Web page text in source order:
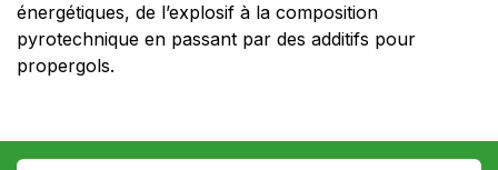
énergétiques, de l’explosif à la composition
pyrotechnique en passant par des additifs pour
propergols.